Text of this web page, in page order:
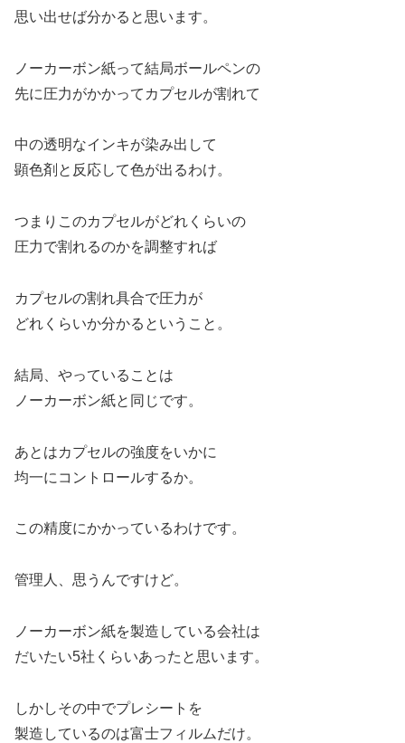
思い出せば分かると思います。
ノーカーボン紙って結局ボールペンの
先に圧力がかかってカプセルが割れて
中の透明なインキが染み出して
顕色剤と反応して色が出るわけ。
つまりこのカプセルがどれくらいの
圧力で割れるのかを調整すれば
カプセルの割れ具合で圧力が
どれくらいか分かるということ。
結局、やっていることは
ノーカーボン紙と同じです。
あとはカプセルの強度をいかに
均一にコントロールするか。
この精度にかかっているわけです。
管理人、思うんですけど。
ノーカーボン紙を製造している会社は
だいたい5社くらいあったと思います。
しかしその中でプレシートを
製造しているのは富士フィルムだけ。